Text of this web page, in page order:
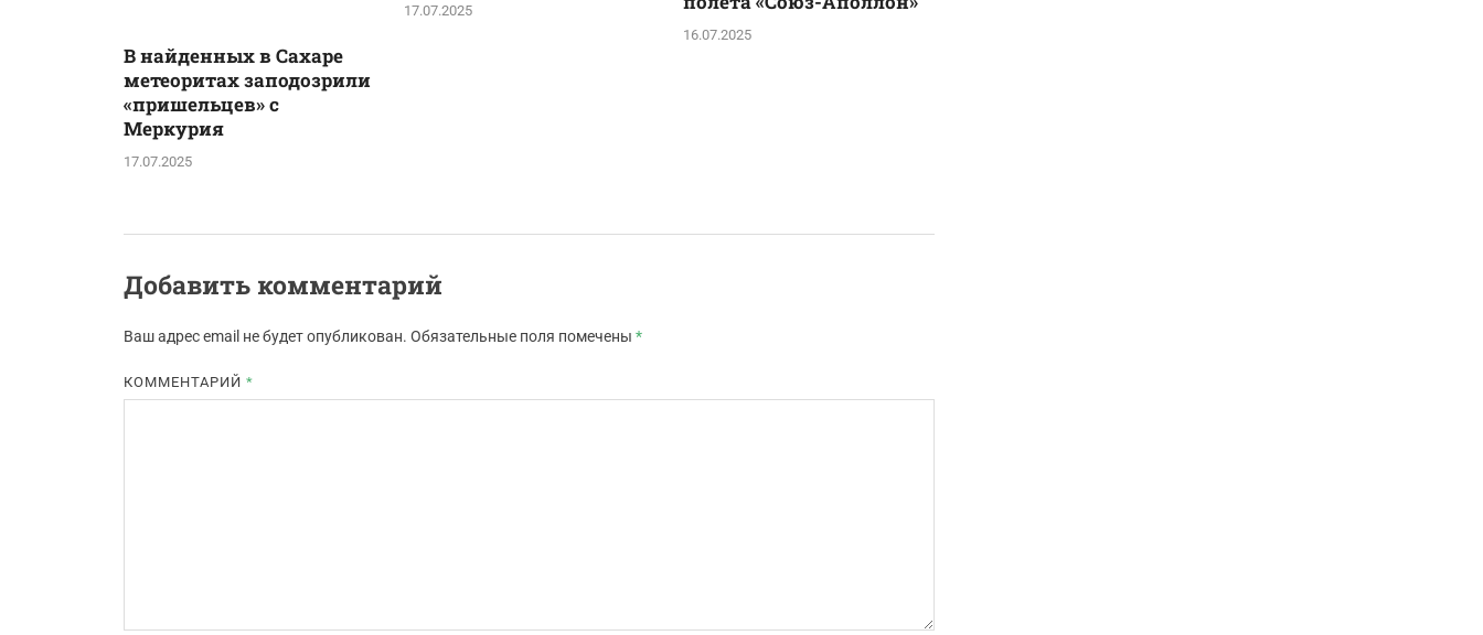
В найденных в Сахаре
метеоритах заподозрили
«пришельцев» с
Меркурия
17.07.2025
17.07.2025
16.07.2025
Добавить комментарий
Ваш адрес email не будет опубликован. Обязательные поля помечены *
КОММЕНТАРИЙ*